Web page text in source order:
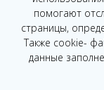
помогают
страницы,
Также cookie-
данные